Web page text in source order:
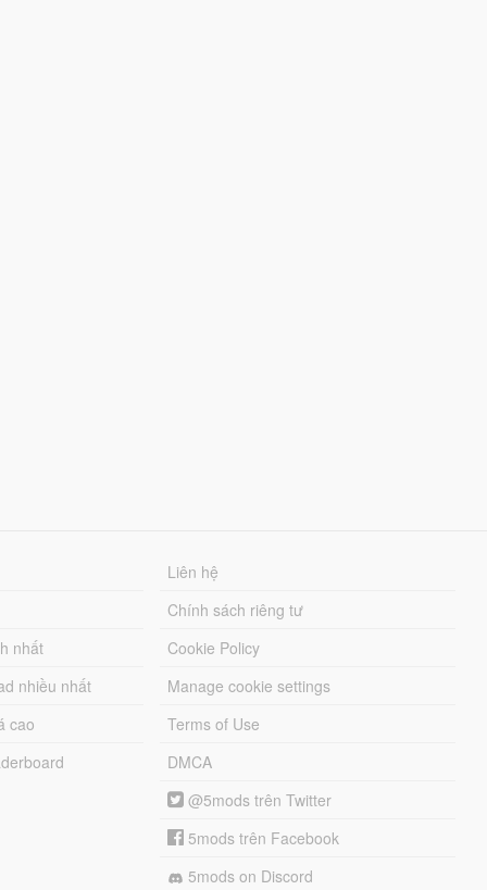
nhất
nhiều nhất
cao
Liên hệ
Chính sách riêng tư
Cookie Policy
Manage cookie settings
Terms of Use
DMCA
@5mods trên Twitter
5mods trên Facebook
5mods on Discord